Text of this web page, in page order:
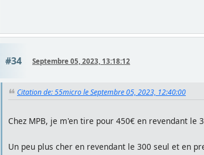
#34 Septembre 05, 2023, 13:18:12
Citation de: 55micro le Septembre 05, 2023, 12:40:00
Chez MPB, je m'en tire pour 450€ en revendant le
Un peu plus cher en revendant le 300 seul et en